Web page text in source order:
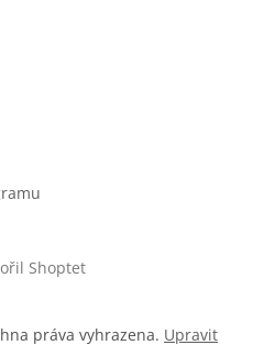
Shoptet
práva vyhrazena. Upravit